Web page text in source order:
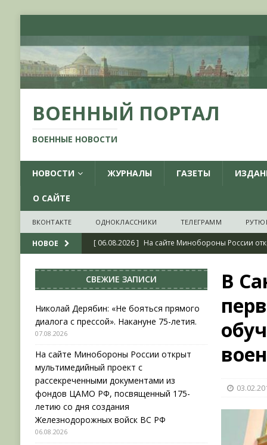
ВОЕННЫЙ ПОРТАЛ
ВОЕННЫЕ НОВОСТИ
НОВОСТИ ЖУРНАЛЫ ГАЗЕТЫ
О САЙТЕ
ВКОНТАКТЕ ОДНОКЛАССНИКИ ТЕЛЕГРАММ
НОВОЕ [ 06.08.2026 ] На сайте Минобороны России
[ 04.08.2026 ] Район плавания – неограничен
[ 04.08.2026 ]
О признании ряда украинских
НОВОСТИ
[ 31.07.2026 ] АВГУСТ В ВОЕННОЙ ИСТОРИИ
[ 07.08.2026 ]
Николай Дерябин: «Не бояться
В
СВЕЖИЕ ЗАПИСИ
Николай Дерябин: «Не бояться прямого
диалога с прессой». Накануне 75-летия.
07.08.2026
На сайте Минобороны России открыт
мультимедийный проект с
рассекреченными документами из
фондов ЦАМО РФ, посвященный 175-
летию со дня создания
Железнодорожных войск ВС РФ
06.08.2026